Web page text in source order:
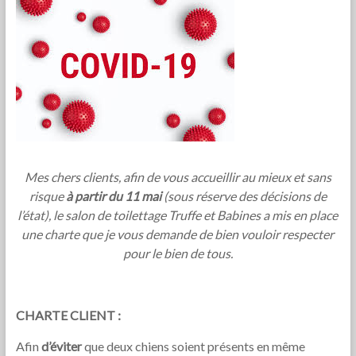
Mes chers clients, afin de vous accueillir au mieux et sans
risqueà partir du 11 mai(sous réserve des décisions de
l’état), le salon de toilettage Truffe et Babines a mis en place
une charte que je vous demande de bien vouloir respecter
pour le bien de tous.
CHARTE CLIENT :
Afin d’éviterque deux chiens soient présents en même